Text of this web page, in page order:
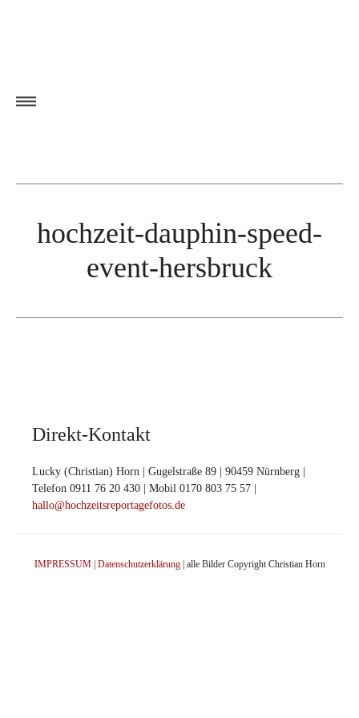
hochzeit-dauphin-speed-
event-hersbruck
Direkt-Kontakt
Lucky (Christian) Horn | Gugelstraße 89 | 90459 Nürnberg |
Telefon 0911 76 20 430 | Mobil 0170 803 75 57 |
hallo@hochzeitsreportagefotos.de
IMPRESSUM| Datenschutzerklärung| alle Bilder Copyright Christian Horn